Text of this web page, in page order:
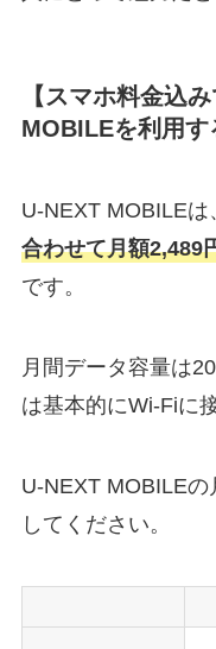
【スマホ料金込
MOBILEを利用す
U-NEXT MOBILEは
合わせて月額2,489
です。
月間データ容量は
は基本的にWi-Fiに
U-NEXT MOBILE
してください。